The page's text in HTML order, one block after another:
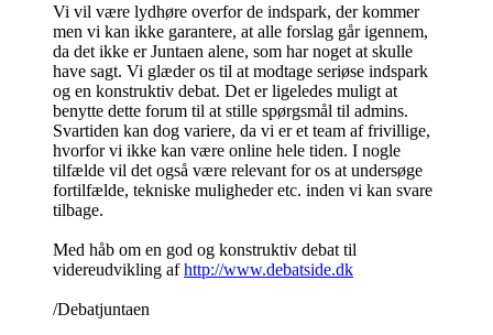
Vi vil være lydhøre overfor de indspark, der kommer
men vi kan ikke garantere, at alle forslag går igennem,
da det ikke er Juntaen alene, som har noget at skulle
have sagt. Vi glæder os til at modtage seriøse indspark
og en konstruktiv debat. Det er ligeledes muligt at
benytte dette forum til at stille spørgsmål til admins.
Svartiden kan dog variere, da vi er et team af frivillige,
hvorfor vi ikke kan være online hele tiden. I nogle
tilfælde vil det også være relevant for os at undersøge
fortilfælde, tekniske muligheder etc. inden vi kan svare
tilbage.
Med håb om en god og konstruktiv debat til
videreudvikling afhttp://www.debatside.dk
/Debatjuntaen